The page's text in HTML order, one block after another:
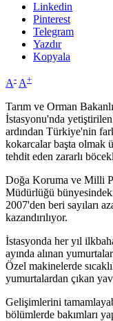
Linkedin
Pinterest
Telegram
Yazdır
Kopyala
A- A+
Tarım ve Orman
İstasyonu'nda
ardından Türkiye'nin
kokarcalar başta olmak
tehdit eden zararlı
Doğa Koruma ve Milli
Müdürlüğü
2007'den beri sayıları
kazandırılıyor.
İstasyonda her yıl
ayında alınan
Özel makinelerde
yumurtalardan çıkan
Gelişimlerini
bölümlerde bakımları